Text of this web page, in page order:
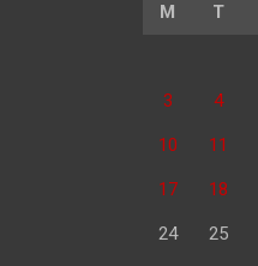
M T
3 4
10 11
17 18
24 25